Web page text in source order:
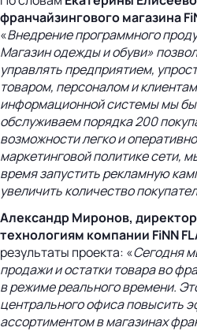
франчайзингового магазинаFi
«Внедрение программного
Магазин одежды и обуви»
управлять предприятием,
товаром, персоналом и
информационной системы мы
обслуживаем порядка 200
возможности легко и
маркетинговой политике сети,
время запустить рекламную
увеличить количество
Александр Миронов,
технологиям компании FiNN
результаты проекта: «Сегодня
продажи и остатки товара во
в режиме реального времени.
центрального офиса повысить
ассортиментом в магазинах